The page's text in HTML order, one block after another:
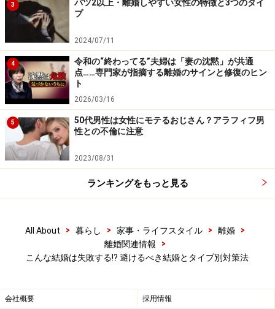
無計画・うっかりの『おめでた婚』
将来の計画もなし、結婚まではまだ考えられる状況
ではなかったのに、デキたことで無理して結婚する
のは、無理に無理の上乗せで崩壊する可能性が大。
⇒きっかけが「できちゃった」でも、運命だと信
じ、子育てを通じて夫婦として、家族としての絆を
築いていく。
愛情や思い遣りのない結婚は続かない
同棲からあまり感動もなく「籍でも入れるか」的に
結婚に至ると、結婚とは紙切れ１枚のイメージに。
⇒入籍するということは「性的結合を基礎とした社
3
バツ2以上・離婚しやすい女性の特徴と3つのタイ
プ
2024/07/11
4
令和の“終わってる”夫婦は「妻の沈黙」が共通
点……専門家が指摘する離婚のサインと修復のヒン
ト
2026/03/16
5
50代男性は女性にモテるおじさん？アラフィフ男
性との不倫に注意
2023/08/31
ランキングをもっと見る
All About > 暮らし > 家事・ライフスタイル > 離婚
>
離婚関連情報
>
こんな結婚は失敗する!? 避けるべき結婚とタイプ別対策法
会社概要 採用情報